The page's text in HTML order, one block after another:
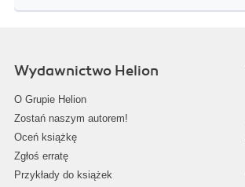
Wydawnictwo Helion
O Grupie Helion
Zostań naszym autorem!
Oceń książkę
Zgłoś erratę
Przykłady do książek